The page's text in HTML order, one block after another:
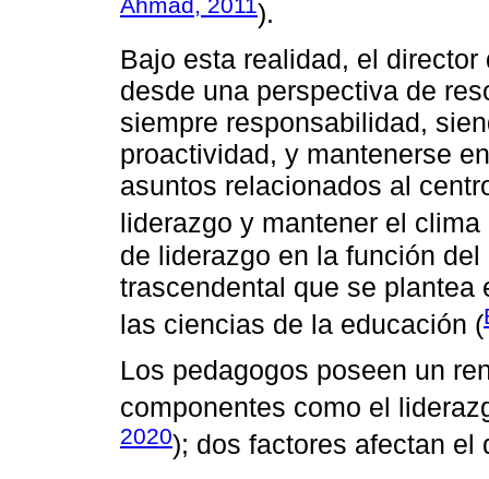
).
Bajo esta realidad, el
desde una perspectiva de
siempre responsabilidad,
proactividad, y mantenerse
asuntos relacionados al
liderazgo y mantener el clima
de liderazgo en la función
trascendental que se plantea
las ciencias de la educación (
Los pedagogos poseen un
componentes como el
2020); dos factores afectan el